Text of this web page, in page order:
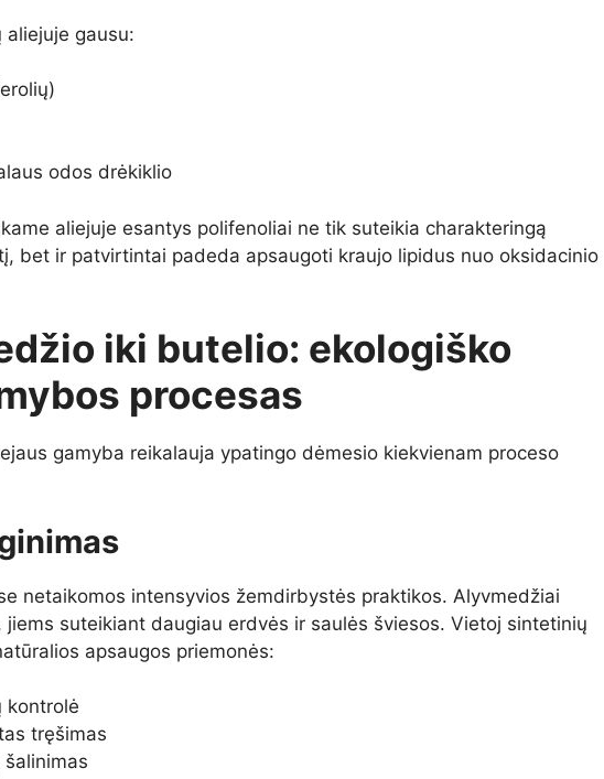
aliejuje gausu:
odos drėkiklio
aliejuje esantys polifenoliai ne tik suteikia charakteringą
bet ir patvirtintai padeda apsaugoti kraujo lipidus nuo oksidacinio
iki butelio: ekologiško
procesas
gamyba reikalauja ypatingo dėmesio kiekvienam proceso
netaikomos intensyvios žemdirbystės praktikos. Alyvmedžiai
jiems suteikiant daugiau erdvės ir saulės šviesos. Vietoj sintetinių
apsaugos priemonės:
kontrolė
tręšimas
šalinimas